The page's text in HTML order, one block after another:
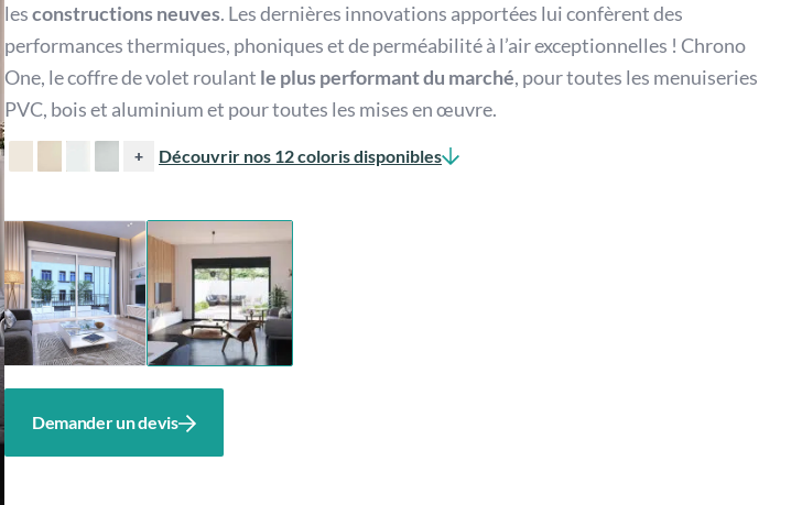
lesconstructions neuves. Les dernières innovations apportées lui confèrent des
performances thermiques, phoniques et de perméabilité à l’air exceptionnelles ! Chrono
One, le coffre de volet roulant le plus performant du marché, pour toutes les menuiseries
PVC, bois et aluminium et pour toutes les mises en œuvre.
+ Découvrir nos 12 coloris disponibles
Demander un devis